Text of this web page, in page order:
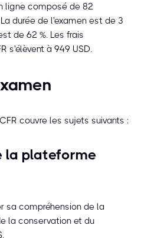
ligne composé de 82
durée de l'examen est de 3
de 62 %. Les frais
s'élèvent à 949 USD.
couvre les sujets suivants :
la plateforme
sa compréhension de la
la conservation et du